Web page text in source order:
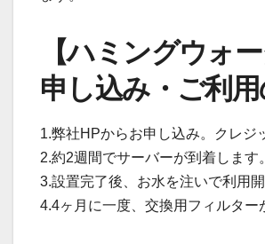
【ハミングウォー
申し込み・ご利
1.弊社HPからお申し込み。クレジ
2.約2週間でサーバーが到着します。
3.設置完了後、お水を注いで利用
4.4ヶ月に一度、交換用フィルター